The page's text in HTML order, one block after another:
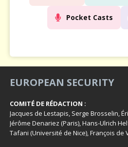
Pocket Casts
EUROPEAN SECURITY
COMITÉ DE RÉDACTION :
Jacques de Lestapis, Serge Brosselin,
Jérôme Denariez (Paris), Hans-Ulrich
Tafani (Université de Nice), François de